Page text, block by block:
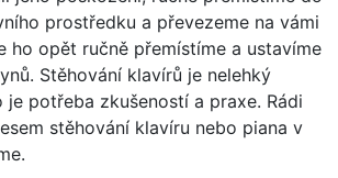
prostředku a převezeme na vámi
ho opět ručně přemístíme a ustavíme
Stěhování klavírů je nelehký
je potřeba zkušeností a praxe. Rádi
stěhování klavíru nebo piana v